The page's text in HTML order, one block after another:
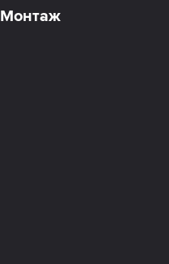
Монтаж